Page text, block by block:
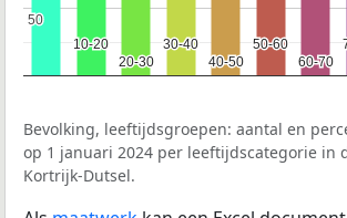
10-20
10-20
20-30
20-30
30-40
30-40
40-50
40-50
50-60
50-60
60-70
60-70
50
50
Bevolking, leeftijdsgroepen: aantal en
op 1 januari 2024 per leeftijdscategorie in
Kortrijk-Dutsel.